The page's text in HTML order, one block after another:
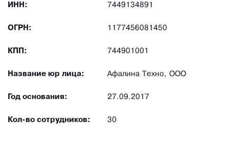
ИНН: 7449134891
ОГРН: 1177456081450
КПП: 744901001
Название юр лица: Афалина Техно, ООО
Год основания: 27.09.2017
Кол-во сотрудников: 30